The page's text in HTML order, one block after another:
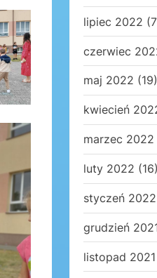
lipiec 2022
czerwiec
maj 2022 (19)
kwiecień
marzec 2022
luty 2022 (16)
styczeń 2022
grudzień
listopad 2021